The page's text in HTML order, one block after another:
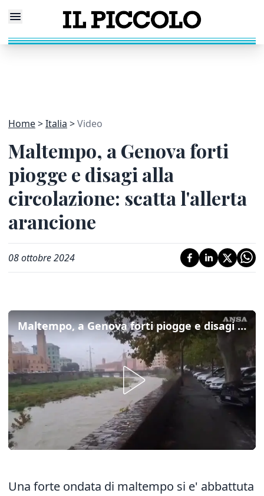
Home Italia Video
Maltempo, a Genova forti
piogge e disagi alla
circolazione: scatta l'allerta
arancione
08 ottobre 2024
Maltempo, a Genova forti piogge e disagi alla circolazione: scatta l'allerta arancione
Una forte ondata di maltempo si e' abbattuta